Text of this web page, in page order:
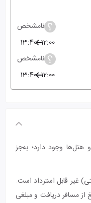
نامشخص
12:00
13:40
نامشخص
12:00
13:40
هتل‌ها وجود دارد؛ به‌جز
غیر قابل استرداد است.
مسافر دریافت و مبلغی